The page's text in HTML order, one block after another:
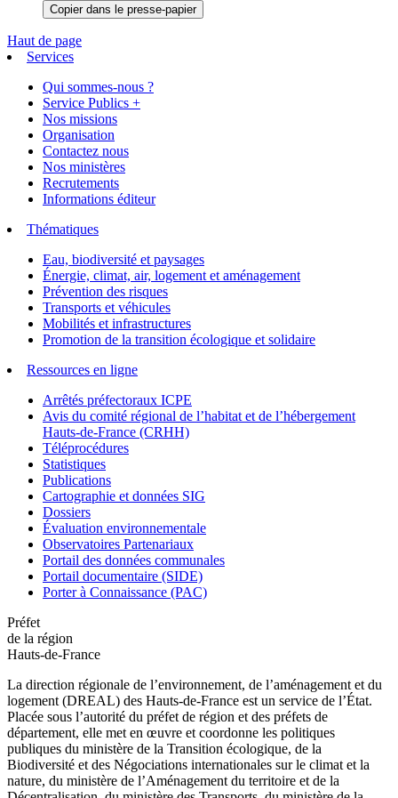
Copier dans le presse-papier
Haut de page
Services
Qui sommes-nous ?
Service Publics +
Nos missions
Organisation
Contactez nous
Nos ministères
Recrutements
Informations éditeur
Thématiques
Eau, biodiversité et paysages
Énergie, climat, air, logement et aménagement
Prévention des risques
Transports et véhicules
Mobilités et infrastructures
Promotion de la transition écologique et solidaire
Ressources en ligne
Arrêtés préfectoraux ICPE
Avis du comité régional de l’habitat et de l’hébergement
Hauts-de-France (CRHH)
Téléprocédures
Statistiques
Publications
Cartographie et données SIG
Dossiers
Évaluation environnementale
Observatoires Partenariaux
Portail des données communales
Portail documentaire (SIDE)
Porter à Connaissance (PAC)
Préfet
de la région
Hauts-de-France
La direction régionale de l’environnement, de l’aménagement et du
logement (DREAL) des Hauts-de-France est un service de l’État.
Placée sous l’autorité du préfet de région et des préfets de
département, elle met en œuvre et coordonne les politiques
publiques du ministère de la Transition écologique, de la
Biodiversité et des Négociations internationales sur le climat et la
nature, du ministère de l’Aménagement du territoire et de la